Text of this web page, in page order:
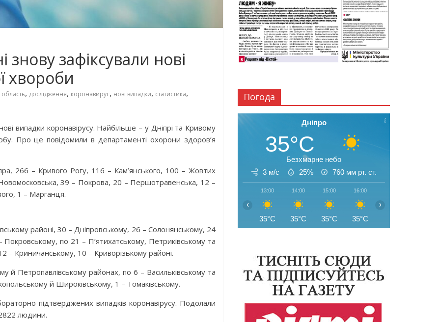
зафіксували нові
хвороби
, дослідження, коронавирус, нові випадки, статистика,
випадки коронавірусу. Найбільше – у Дніпрі та Кривому
Про це повідомили в департаменті охорони здоров’я
266 – Кривого Рогу, 116 – Кам’янського, 100 – Жовтих
39 – Покрова, 20 – Першотравенська, 12 –
1 – Марганця.
районі, 30 – Дніпровському, 26 – Солонянському, 24
по 21 – П’ятихатському, Петриківському та
– Криничанському, 10 – Криворізькому районі.
й Петропавлівському районах, по 6 – Васильківському та
й Широківському, 1 – Томаківському.
підтверджених випадків коронавірусу. Подолали
людини.
Погода
Дніпро
35°C
Безхмарне небо
3 м/с
25% 760 мм рт. ст.
13:00
35°C
14:00
35°C
15:00
35°C
16:00
35°C
‹ ›